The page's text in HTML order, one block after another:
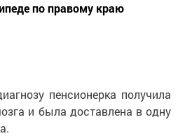
по правому краю
пенсионерка получила
и была доставлена в одну